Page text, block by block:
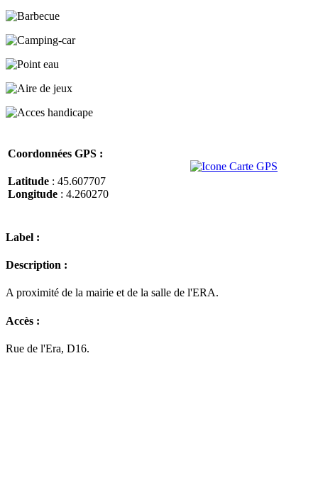
Coordonnées GPS :
Latitude : 45.607707
Longitude : 4.260270
Label :
Description :
A proximité de la mairie et de la salle de l'ERA.
Accès :
Rue de l'Era, D16.